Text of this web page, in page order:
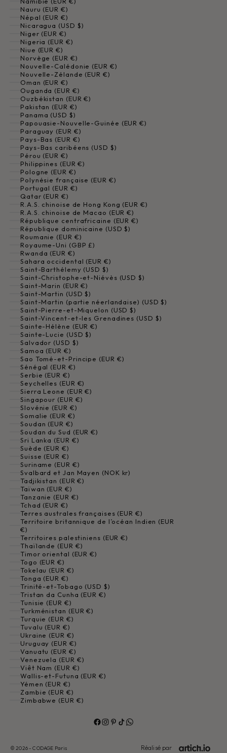
Nauru (EUR €)
Népal (EUR €)
Nicaragua (USD $)
Niger (EUR €)
Nigeria (EUR €)
Niue (EUR €)
Norvège (EUR €)
Nouvelle-Calédonie (EUR €)
Nouvelle-Zélande (EUR €)
Oman (EUR €)
Ouganda (EUR €)
Ouzbékistan (EUR €)
Pakistan (EUR €)
Panama (USD $)
Papouasie-Nouvelle-Guinée (EUR €)
Paraguay (EUR €)
Pays-Bas (EUR €)
Pays-Bas caribéens (USD $)
Pérou (EUR €)
Philippines (EUR €)
Pologne (EUR €)
Polynésie française (EUR €)
Portugal (EUR €)
Qatar (EUR €)
R.A.S. chinoise de Hong Kong (EUR €)
R.A.S. chinoise de Macao (EUR €)
République centrafricaine (EUR €)
République dominicaine (USD $)
Roumanie (EUR €)
Royaume-Uni (GBP £)
Rwanda (EUR €)
Sahara occidental (EUR €)
Saint-Barthélemy (USD $)
Saint-Christophe-et-Niévès (USD $)
Saint-Marin (EUR €)
Saint-Martin (USD $)
Saint-Martin (partie néerlandaise) (USD $)
Saint-Pierre-et-Miquelon (USD $)
Saint-Vincent-et-les Grenadines (USD $)
Sainte-Hélène (EUR €)
Sainte-Lucie (USD $)
Salvador (USD $)
Samoa (EUR €)
Sao Tomé-et-Principe (EUR €)
Sénégal (EUR €)
Serbie (EUR €)
Seychelles (EUR €)
Sierra Leone (EUR €)
Singapour (EUR €)
Slovénie (EUR €)
Somalie (EUR €)
Soudan (EUR €)
Soudan du Sud (EUR €)
Sri Lanka (EUR €)
Suède (EUR €)
Suisse (EUR €)
Suriname (EUR €)
Svalbard et Jan Mayen (NOK kr)
Tadjikistan (EUR €)
Taïwan (EUR €)
Tanzanie (EUR €)
Tchad (EUR €)
Terres australes françaises (EUR €)
Territoire britannique de l’océan Indien (EUR
€)
Territoires palestiniens (EUR €)
Thaïlande (EUR €)
Timor oriental (EUR €)
Togo (EUR €)
Tokelau (EUR €)
Tonga (EUR €)
Trinité-et-Tobago (USD $)
Tristan da Cunha (EUR €)
Tunisie (EUR €)
Turkménistan (EUR €)
Turquie (EUR €)
Tuvalu (EUR €)
Ukraine (EUR €)
Uruguay (EUR €)
Vanuatu (EUR €)
Venezuela (EUR €)
Viêt Nam (EUR €)
Wallis-et-Futuna (EUR €)
Yémen (EUR €)
Zambie (EUR €)
Zimbabwe (EUR €)
© 2026 - CODAGE Paris Réalisé par